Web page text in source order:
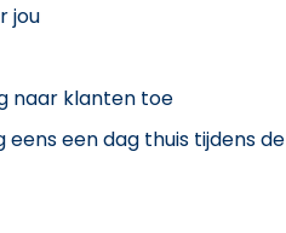
jou
naar klanten toe
een dag thuis tijdens de